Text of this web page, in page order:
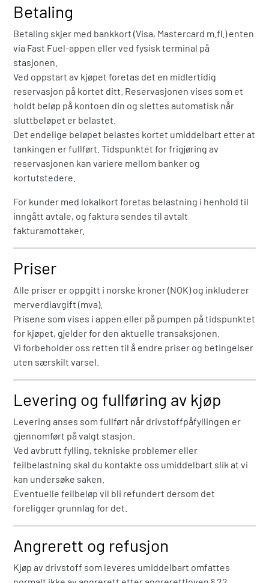
Betaling
Betaling skjer med bankkort (Visa, Mastercard m.fl.) enten
via Fast Fuel-appen eller ved fysisk terminal på
stasjonen.
Ved oppstart av kjøpet foretas det en midlertidig
reservasjon på kortet ditt. Reservasjonen vises som et
holdt beløp på kontoen din og slettes automatisk når
sluttbeløpet er belastet.
Det endelige beløpet belastes kortet umiddelbart etter at
tankingen er fullført. Tidspunktet for frigjøring av
reservasjonen kan variere mellom banker og
kortutstedere.
For kunder med lokalkort foretas belastning i henhold til
inngått avtale, og faktura sendes til avtalt
fakturamottaker.
Priser
Alle priser er oppgitt i norske kroner (NOK) og inkluderer
merverdiavgift (mva).
Prisene som vises i appen eller på pumpen på tidspunktet
for kjøpet, gjelder for den aktuelle transaksjonen.
Vi forbeholder oss retten til å endre priser og betingelser
uten særskilt varsel.
Levering og fullføring av kjøp
Levering anses som fullført når drivstoffpåfyllingen er
gjennomført på valgt stasjon.
Ved avbrutt fylling, tekniske problemer eller
feilbelastning skal du kontakte oss umiddelbart slik at vi
kan undersøke saken.
Eventuelle feilbeløp vil bli refundert dersom det
foreligger grunnlag for det.
Angrerett og refusjon
Kjøp av drivstoff som leveres umiddelbart omfattes